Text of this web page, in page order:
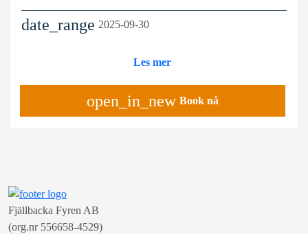
date_range 2025-09-30
Les mer
open_in_new Book nå
Fjällbacka Fyren AB
(org.nr 556658-4529)